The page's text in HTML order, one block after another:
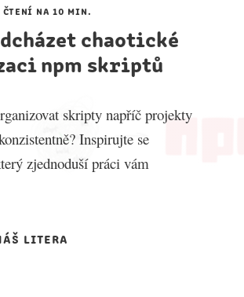
čtení na 10 min.
chaotické
npm skriptů
skripty napříč projekty
Inspirujte se
zjednoduší práci vám
litera